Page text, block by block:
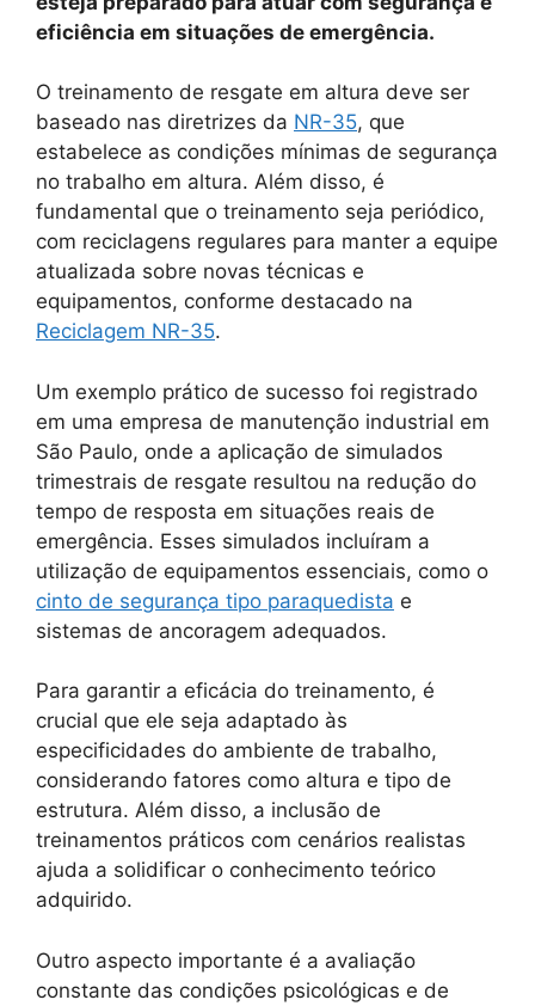
eficiência em situações de emergência.
O treinamento de resgate em altura deve ser
baseado nas diretrizes da NR-35, que
estabelece as condições mínimas de segurança
no trabalho em altura. Além disso, é
fundamental que o treinamento seja periódico,
com reciclagens regulares para manter a equipe
atualizada sobre novas técnicas e
equipamentos, conforme destacado na
Reciclagem NR-35.
Um exemplo prático de sucesso foi registrado
em uma empresa de manutenção industrial em
São Paulo, onde a aplicação de simulados
trimestrais de resgate resultou na redução do
tempo de resposta em situações reais de
emergência. Esses simulados incluíram a
utilização de equipamentos essenciais, como o
cinto de segurança tipo paraquedista e
sistemas de ancoragem adequados.
Para garantir a eficácia do treinamento, é
crucial que ele seja adaptado às
especificidades do ambiente de trabalho,
considerando fatores como altura e tipo de
estrutura. Além disso, a inclusão de
treinamentos práticos com cenários realistas
ajuda a solidificar o conhecimento teórico
adquirido.
Outro aspecto importante é a avaliação
constante das condições psicológicas e de